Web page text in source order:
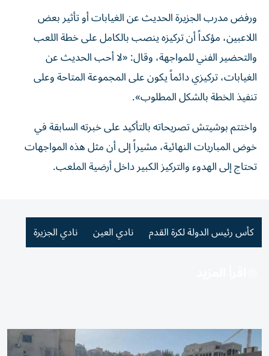
ورفض مدرب الجزيرة الحديث عن الغيابات أو تأثير بعض
اللاعبين، مؤكداً أن تركيزه ينصب بالكامل على خطة اللعب
والتحضير الفني للمواجهة، وقال: «لا أحب الحديث عن
الغيابات، تركيزي دائماً يكون على المجموعة المتاحة وعلى
تنفيذ الخطة بالشكل المطلوب».
واختتم بوشيتش تصريحاته بالتأكيد على خبرته السابقة في
خوض المباريات النهائية، مشيراً إلى أن مثل هذه المواجهات
تحتاج إلى الهدوء والتركيز الكبير داخل أرضية الملعب.
كأس رئيس الدولة لكرة القدم نادي العين نادي الجزيرة